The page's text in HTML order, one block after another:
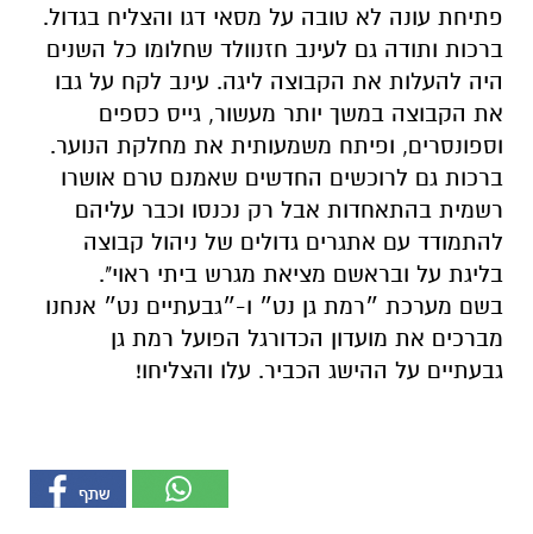
פתיחת עונה לא טובה על מסאי דגו והצליח בגדול.
ברכות ותודה גם לעינב חזנוולד שחלומו כל השנים
היה להעלות את הקבוצה ליגה. עינב לקח על גבו
את הקבוצה במשך יותר מעשור, גייס כספים
וספונסרים, ופיתח משמעותית את מחלקת הנוער.
ברכות גם לרוכשים החדשים שאמנם טרם אושרו
רשמית בהתאחדות אבל רק נכנסו וכבר עליהם
להתמודד עם אתגרים גדולים של ניהול קבוצה
בליגת על ובראשם מציאת מגרש ביתי ראוי".
בשם מערכת ״רמת גן נט״ ו-״גבעתיים נט״ אנחנו
מברכים את מועדון הכדורגל הפועל רמת גן
גבעתיים על ההישג הכביר. עלו והצליחו!